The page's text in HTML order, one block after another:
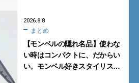
2026.8.8
まとめ
【モンベルの隠れ名品】使わな
い時はコンパクトに、だからい
い。モンベル好きスタイリスト